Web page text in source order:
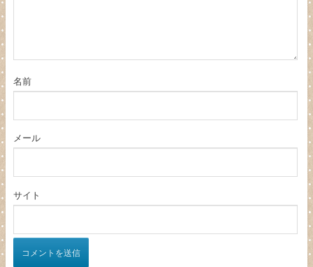
名前
メール
サイト